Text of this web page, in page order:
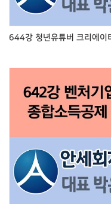
644강 청년유튜버 크리에이